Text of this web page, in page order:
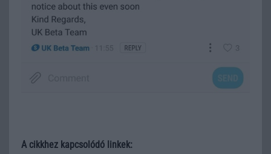
A cikkhez kapcsolódó linkek: